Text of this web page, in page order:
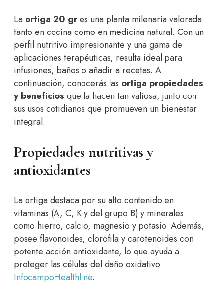
La ortiga 20 gres una planta milenaria valorada
tanto en cocina como en medicina natural. Con un
perfil nutritivo impresionante y una gama de
aplicaciones terapéuticas, resulta ideal para
infusiones, baños o añadir a recetas. A
continuación, conocerás las ortiga propiedades
y beneficios que la hacen tan valiosa, junto con
sus usos cotidianos que promueven un bienestar
integral.
Propiedades nutritivas y
antioxidantes
La ortiga destaca por su alto contenido en
vitaminas (A, C, K y del grupo B) y minerales
como hierro, calcio, magnesio y potasio. Además,
posee flavonoides, clorofila y carotenoides con
potente acción antioxidante, lo que ayuda a
proteger las células del daño oxidativo
InfocampoHealthline.